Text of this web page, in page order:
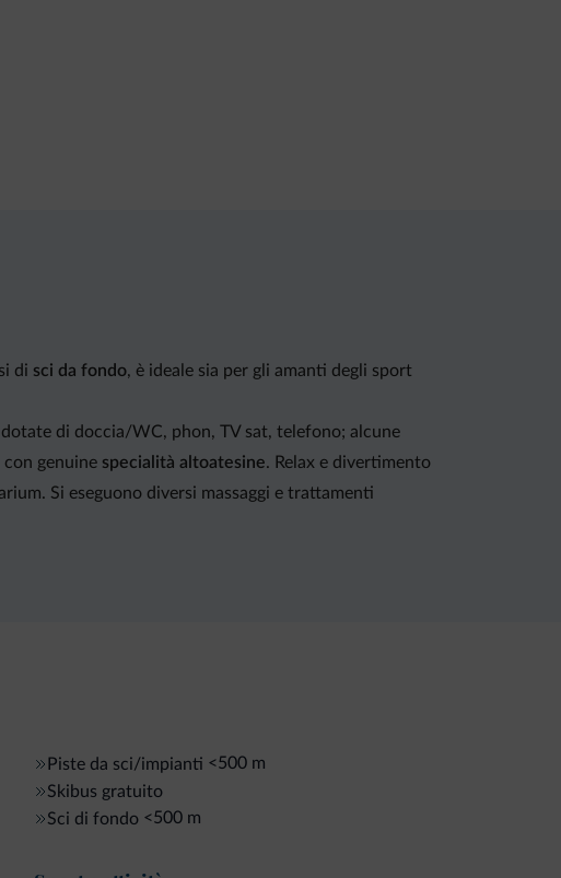
di sci da fondo, è ideale sia per gli amanti degli sport
di doccia/WC, phon, TV sat, telefono; alcune
con genuine specialità altoatesine. Relax e divertimento
Si eseguono diversi massaggi e trattamenti
Piste da sci/impianti <500 m
Skibus gratuito
Sci di fondo <500 m